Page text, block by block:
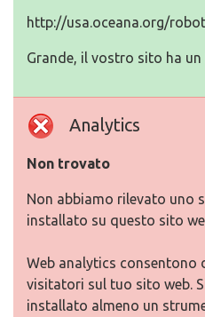
http://usa.oceana.org/
Grande, il vostro sito ha
Analytics
Non trovato
Non abbiamo rilevato uno
installato su questo sito
Web analytics consentono
visitatori sul tuo sito web.
installato almeno un